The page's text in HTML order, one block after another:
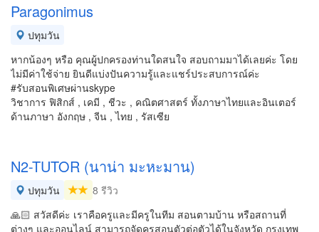
Paragonimus
ปทุมวัน
หากน้องๆ หรือ คุณผู้ปกครองท่านใดสนใจ สอบถามมาได้เลยค่ะ โดย
ไม่มีค่าใช้จ่าย ยินดีแบ่งปันความรู้และแชร์ประสบการณ์ค่ะ
#รับสอนพิเศษผ่านskype
วิชาการ ฟิสิกส์ , เคมี , ชีวะ , คณิตศาสตร์ ทั้งภาษาไทยและอินเตอร์
ด้านภาษา อังกฤษ , จีน , ไทย , รัสเซีย
N2-TUTOR (นาน่า มะหะมาน)
ปทุมวัน
8 รีวิว
🙏🏻 สวัสดีค่ะ เราคือครูและมีครูในทีม สอนตามบ้าน หรือสถานที่
ต่างๆ และออนไลน์ สามารถจัดครูสอนตัวต่อตัวได้ในจังหวัด กรุงเทพ